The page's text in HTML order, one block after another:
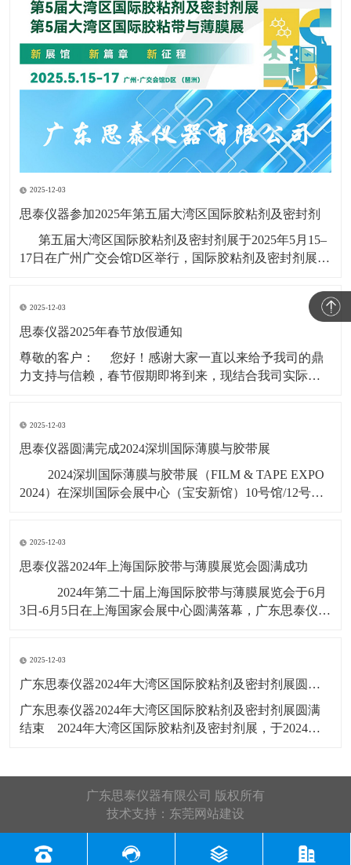
2025-12-03
思泰仪器参加2025年第五届大湾区国际胶粘剂及密封剂
第五届大湾区国际胶粘剂及密封剂展于2025年5月15–
17日在广州广交会馆D区举行，国际胶粘剂及密封剂展
1997年，系列展会每年在广州、上海举行，是全球知名
的高性能粘接材料展会品牌，
2025-12-03
思泰仪器2025年春节放假通知
​尊敬的客户： 您好！感谢大家一直以来给予我司的鼎
力支持与信赖，春节假期即将到来，现结合我司实际情
2025-12-03
思泰仪器圆满完成2024深圳国际薄膜与胶带展
​ 2024深圳国际薄膜与胶带展（FILM & TAPE EXPO
2024）在深圳国际会展中心（宝安新馆）10号馆/12号
2025-12-03
思泰仪器2024年上海国际胶带与薄膜展览会圆满成功
​ ​2024年第二十届上海国际胶带与薄膜展览会于6月
3日-6月5日在上海国家会展中心圆满落幕，广东思泰仪器
2025-12-03
​广东思泰仪器2024年大湾区国际胶粘剂及密封剂展圆满结束​
​广东思泰仪器2024年大湾区国际胶粘剂及密封剂展圆满
结束​ 2024年大湾区国际胶粘剂及密封剂展，于2024年5
广东思泰仪器有限公司 版权所有
技术支持： 东莞网站建设